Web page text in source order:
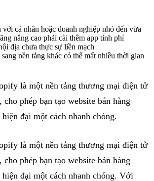
với cá nhân hoặc doanh nghiệp nhỏ đến vừa
nâng cao phải cài thêm app tính phí
địa chưa thực sự liền mạch
nền tảng khác có thể mất nhiều thời gian
là một nền tảng thương mại điện tử
phép bạn tạo website bán hàng
đại một cách nhanh chóng.
là một nền tảng thương mại điện tử
cho phép bạn tạo website bán hàng
hiện đại một cách nhanh chóng. Với